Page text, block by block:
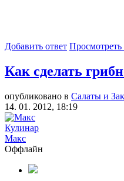
Добавить ответ
Как сделать
опубликовано в Салаты и
14. 01. 2012, 18:19
Кулинар
Макс
Оффлайн